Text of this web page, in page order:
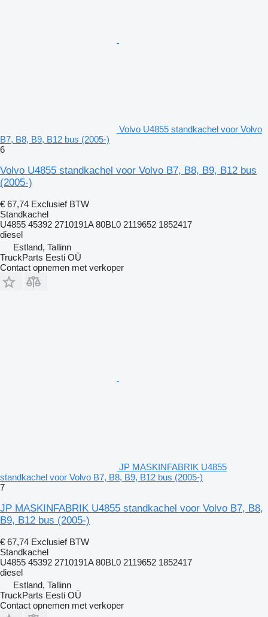
Volvo U4855 standkachel voor Volvo
B7, B8, B9, B12 bus (2005-)
6
Volvo U4855 standkachel voor Volvo B7, B8, B9, B12 bus
(2005-)
€ 67,74 Exclusief BTW
Standkachel
U4855 45392 2710191A 80BL0 2119652 1852417
diesel
Estland, Tallinn
TruckParts Eesti OÜ
Contact opnemen met verkoper
JP MASKINFABRIK U4855
standkachel voor Volvo B7, B8, B9, B12 bus (2005-)
7
JP MASKINFABRIK U4855 standkachel voor Volvo B7, B8,
B9, B12 bus (2005-)
€ 67,74 Exclusief BTW
Standkachel
U4855 45392 2710191A 80BL0 2119652 1852417
diesel
Estland, Tallinn
TruckParts Eesti OÜ
Contact opnemen met verkoper